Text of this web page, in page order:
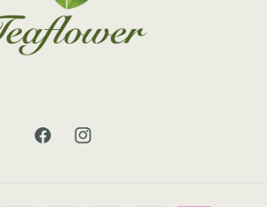
FacebookInstagram